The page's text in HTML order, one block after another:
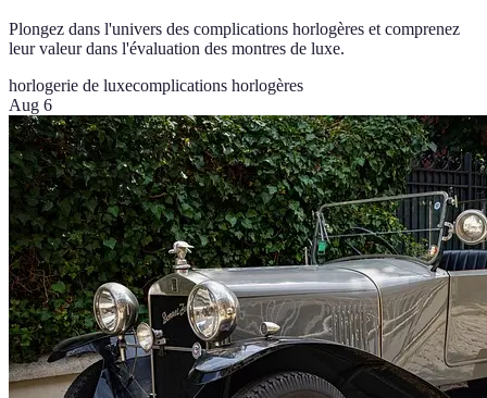
Plongez dans l'univers des complications horlogères et comprenez
leur valeur dans l'évaluation des montres de luxe.
horlogerie de luxecomplications horlogères
Aug 6